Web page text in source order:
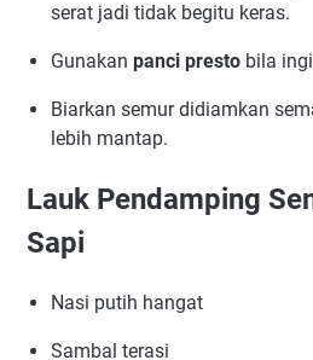
serat jadi tidak begitu keras.
Gunakan panci presto bila
Biarkan semur didiamkan
lebih mantap.
Lauk Pendamping
Sapi
Nasi putih hangat
Sambal terasi